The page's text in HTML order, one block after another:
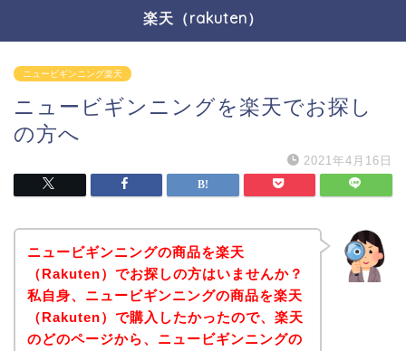
楽天（rakuten）
ニュービギンニング楽天
ニュービギンニングを楽天でお探し
の方へ
2021年4月16日
ニュービギンニングの商品を楽天
（Rakuten）でお探しの方はいませんか？
私自身、ニュービギンニングの商品を楽天
（Rakuten）で購入したかったので、楽天
のどのページから、ニュービギンニングの